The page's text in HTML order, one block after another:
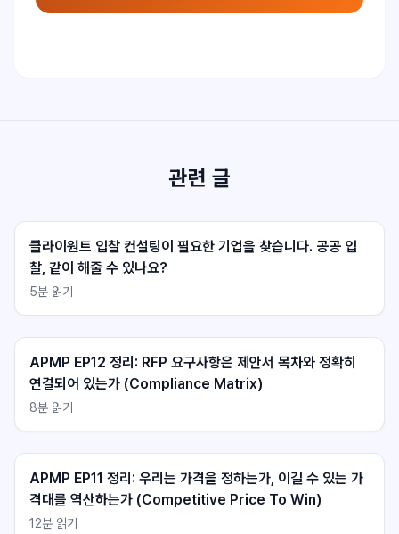
관련 글
클라이원트 입찰 컨설팅이 필요한 기업을 찾습니다. 공공 입
찰, 같이 해줄 수 있나요?
5분 읽기
APMP EP12 정리: RFP 요구사항은 제안서 목차와 정확히
연결되어 있는가 (Compliance Matrix)
8분 읽기
APMP EP11 정리: 우리는 가격을 정하는가, 이길 수 있는 가
격대를 역산하는가 (Competitive Price To Win)
12분 읽기